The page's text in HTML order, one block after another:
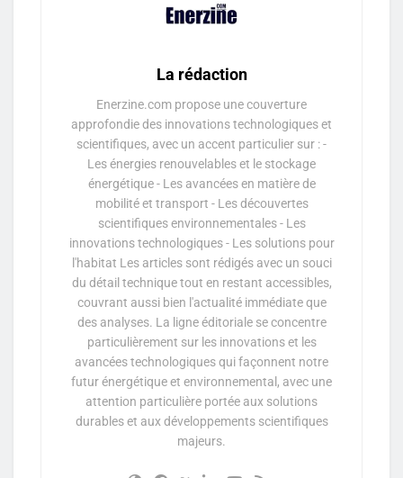
La rédaction
Enerzine.com propose une couverture
approfondie des innovations technologiques et
scientifiques, avec un accent particulier sur : -
Les énergies renouvelables et le stockage
énergétique - Les avancées en matière de
mobilité et transport - Les découvertes
scientifiques environnementales - Les
innovations technologiques - Les solutions pour
l'habitat Les articles sont rédigés avec un souci
du détail technique tout en restant accessibles,
couvrant aussi bien l'actualité immédiate que
des analyses. La ligne éditoriale se concentre
particulièrement sur les innovations et les
avancées technologiques qui façonnent notre
futur énergétique et environnemental, avec une
attention particulière portée aux solutions
durables et aux développements scientifiques
majeurs.